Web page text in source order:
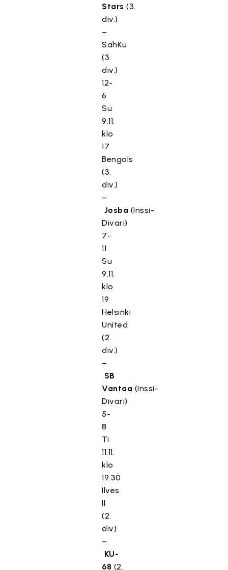
Stars (3.
div.)
–
SahKu
(3.
div.)
12-
6
Su
9.11.
klo
17
Bengals
(3.
div.)
–
Josba (Inssi-
Divari)
7-
11
Su
9.11.
klo
19
Helsinki
United
(2.
div.)
–
SB
Vantaa (Inssi-
Divari)
5-
8
Ti
11.11.
klo
19.30
Ilves
II
(2.
div)
–
KU-
68 (2.